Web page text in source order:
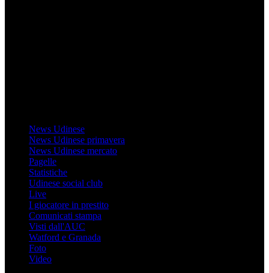
News Udinese
News Udinese primavera
News Udinese mercato
Pagelle
Statistiche
Udinese social club
Live
I giocatore in prestito
Comunicati stampa
Visti dall'AUC
Watford e Granada
Foto
Video